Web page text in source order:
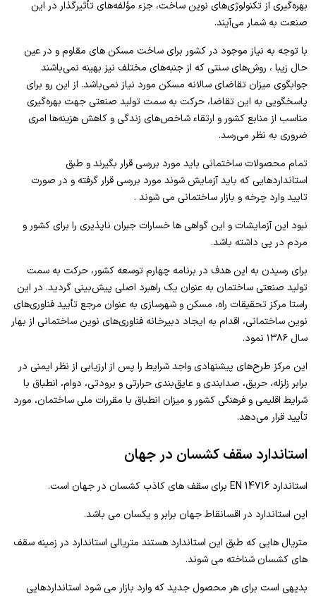
بهره‌گیری از تکنولوژی‌های نوین ساخت، جزء مؤلفه‌های تأثیرگذار در این
صنعت به شمار می‌آیند.
با توجه به نیاز موجود در کشور برای ساخت مسکن های مقاوم و در عین
حال زیبا ، روش‌های سنتی که از جنبه‌های مختلف نیز بهینه نمی‌باشند
جوابگوی میزان تقاضای سالانه مسکن مورد نیاز نمی‌باشد. از این رو برای
پاسخگویی به این تقاضا، حرکت به سمت تولید صنعتی جهت بهره‌گیری
مناسب از منابع کشور و ارتقاء شاخص‌های زندگی و کاهش هزینه‌ها امری
ضروری به نظر می‌رسد.
تمام محصولات ساختمانی باید مورد بررسی قرار بگیرند و طبق
استانداردهایی که باید آزمایش شوند مورد بررسی قرار گرفته و در صورت
تایید وارد چرخه و بازار ساختمانی می شوند .
نبود این آزمایشات و این گواهی ها خسارات جبران ناپذیری را برای کشور و
مردم در پی داشته باشد.
برای رسیدن به این هدف در برنامه چهارم توسعه کشور، حرکت به سمت
تولید صنعتی ساختمان به عنوان یک راهبرد اصلی پیش‌بینی گردید. در این
راستا مرکز تحقیقات راه، مسکن و شهرسازی به عنوان مرجع تأیید فناوری‌های
نوین ساختمانی، اقدام به ایجاد دبیرخانه فناوری‌های نوین ساختمانی از بهار
سال ۱۳۸۶ نمود.
این مرکز طرح‌های پیشنهادی واجد شرایط را پس از ارزیابی از نظر ایمنی در
برابر زلزله، حریق، صدابندی و عایق‌بندی حرارتی و برودتی، دوام، انطباق با
شرایط اقلیمی و فرهنگی کشور و میزان انطباق با مقررات ملی ساختمان، مورد
تأیید قرار می‌دهد.
استاندارد سقف کشسان در جهان
استاندارد EN 14716 برای سقف های کاذب کشسان در جهان است.
این استاندارد در اقسانقاط جهان برابر و یکسان می باشد.
متریال هایی که طبق این استاندارد هستند متریالی استاندارد در زمینه سقف
های کشسان شناخته می شوند.
بدیهی است برای هر محصول جدید که وارد بازار می شود استانداردهایی